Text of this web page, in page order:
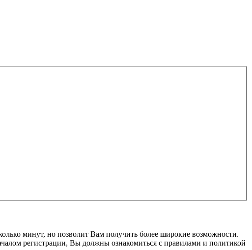
минут, но позволит Вам получить более широкие возможности.
регистрации, Вы должны ознакомиться с правилами и политикой